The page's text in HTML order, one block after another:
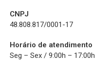
CNPJ
48.808.817/0001-17
Horário de atendimento
Seg – Sex / 9:00h – 17:00h